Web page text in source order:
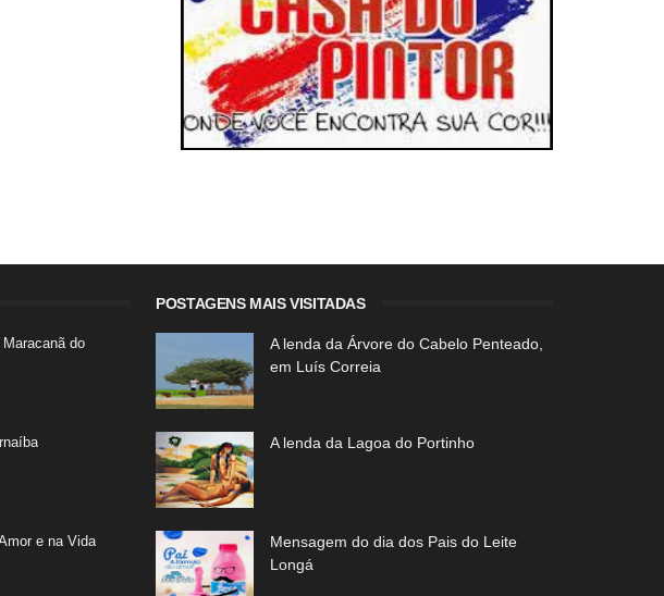
do
e na Vida
POSTAGENS MAIS VISITADAS
A lenda da Árvore do Cabelo Penteado,
em Luís Correia
A lenda da Lagoa do Portinho
Mensagem do dia dos Pais do Leite
Longá